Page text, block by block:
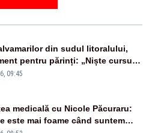
din sudul litoralului,
pentru părinți: „Niște cursuri
piscină nu sunt suficiente”
09:45
medicală cu Nicole Păcuraru:
este mai foame când suntem